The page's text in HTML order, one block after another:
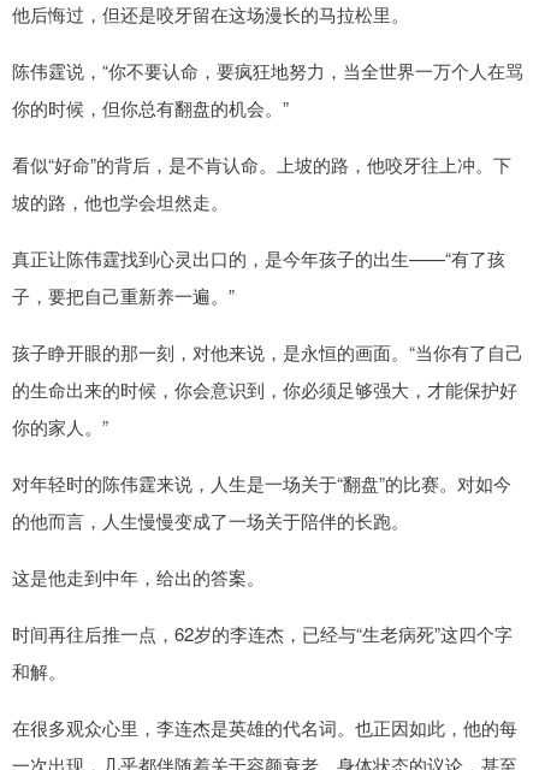
他后悔过，但还是咬牙留在这场漫长的马拉松里。
陈伟霆说，“你不要认命，要疯狂地努力，当全世界一万个人在骂
你的时候，但你总有翻盘的机会。”
看似“好命”的背后，是不肯认命。上坡的路，他咬牙往上冲。下
坡的路，他也学会坦然走。
真正让陈伟霆找到心灵出口的，是今年孩子的出生——“有了孩
子，要把自己重新养一遍。”
孩子睁开眼的那一刻，对他来说，是永恒的画面。“当你有了自己
的生命出来的时候，你会意识到，你必须足够强大，才能保护好
你的家人。”
对年轻时的陈伟霆来说，人生是一场关于“翻盘”的比赛。对如今
的他而言，人生慢慢变成了一场关于陪伴的长跑。
这是他走到中年，给出的答案。
时间再往后推一点，62岁的李连杰，已经与“生老病死”这四个字
和解。
在很多观众心里，李连杰是英雄的代名词。也正因如此，他的每